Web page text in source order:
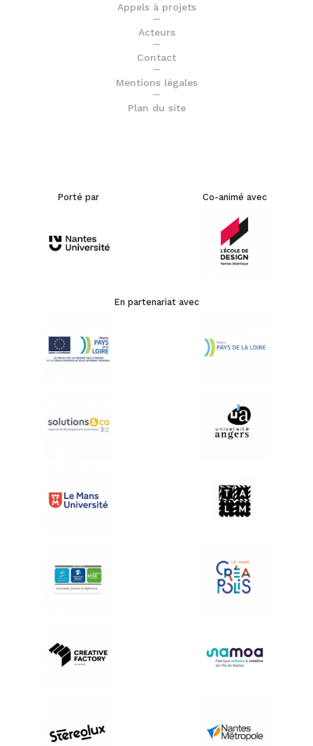
Appels à projets
Acteurs
Contact
Mentions légales
Plan du site
Porté par Co-animé avec
En partenariat avec